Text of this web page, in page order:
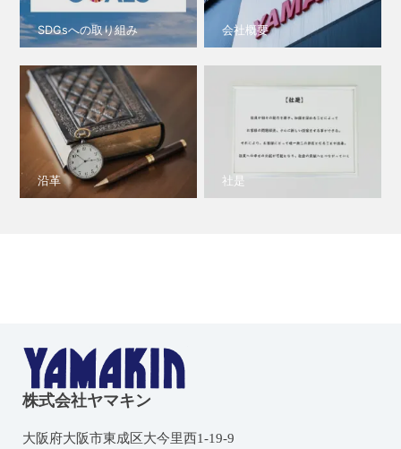
SDGsへの取り組み 会社概要
沿革 社是
株式会社ヤマキン
大阪府大阪市東成区大今里西1-19-9